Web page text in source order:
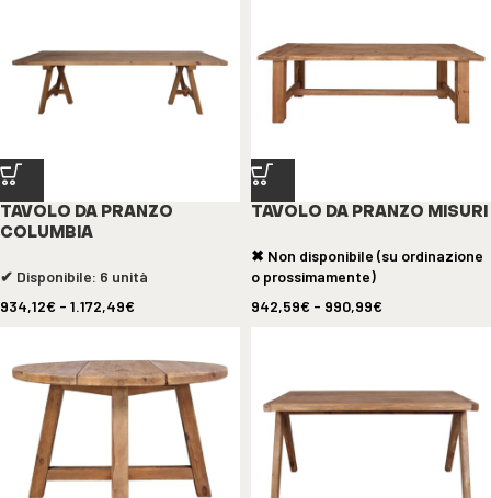
TAVOLO DA PRANZO
COLUMBIA
✔ Disponibile: 6 unità
934,12€ - 1.172,49€
TAVOLO DA PRANZO MISURI
✖ Non disponibile (su ordinazione
o prossimamente)
942,59€ - 990,99€